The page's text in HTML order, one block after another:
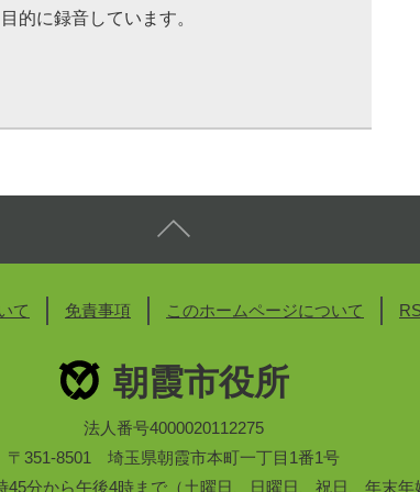
的に録音しています。
て 免責事項 このホームページについて
朝霞市役所
法人番号4000020112275
〒351-8501 埼玉県朝霞市本町一丁目1番1号
45分から午後4時まで（土曜日、日曜日、祝日、年末年